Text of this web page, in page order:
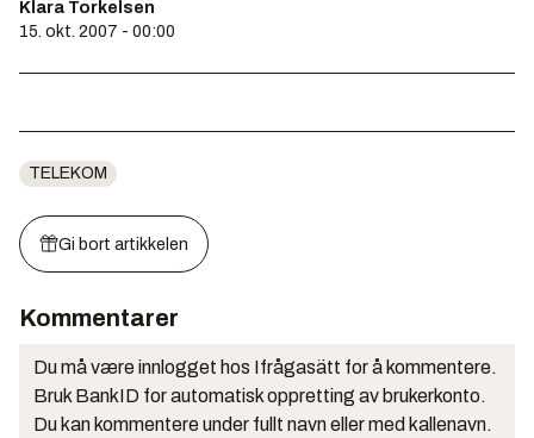
Klara Torkelsen
15. okt. 2007 - 00:00
TELEKOM
Gi bort artikkelen
Kommentarer
Du må være innlogget hos Ifrågasätt for å kommentere.
Bruk BankID for automatisk oppretting av brukerkonto.
Du kan kommentere under fullt navn eller med kallenavn.